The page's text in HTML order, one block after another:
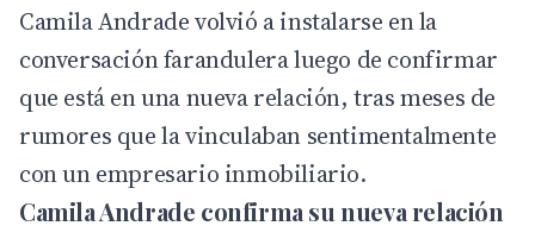
Camila Andrade volvió a instalarse en la
conversación farandulera luego de confirmar
que está en una nueva relación, tras meses de
rumores que la vinculaban sentimentalmente
con un empresario inmobiliario.
Camila Andrade confirma su nueva relación